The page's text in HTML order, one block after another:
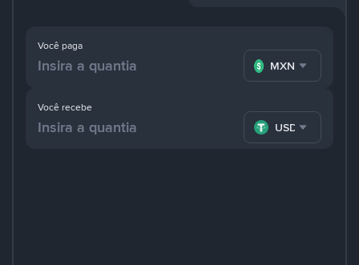
Você paga
MXN
Você recebe
USDT